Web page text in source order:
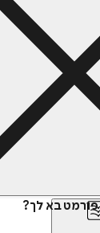
פורמט בא לך?